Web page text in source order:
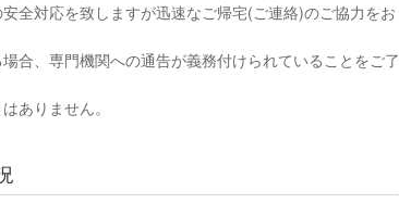
全対応を致しますが迅速なご帰宅(ご連絡)のご協力をお
合、専門機関への通告が義務付けられていることをご了
ありません。